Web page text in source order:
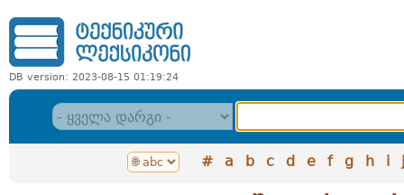
DB version: 2023-08-15 01:19:24
# a b c d e f g h i j